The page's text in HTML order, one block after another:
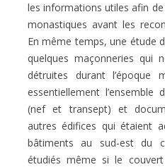
les informations utiles afin
monastiques avant les
En même temps, une étude
quelques maçonneries qui
détruites durant l’époque
essentiellement l’ensemble
(nef et transept) et
autres édifices qui étaient
bâtiments au sud-est du
étudiés même si le couvert